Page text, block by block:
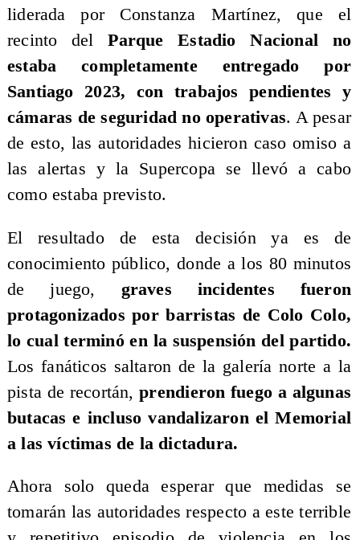
liderada por Constanza Martínez, que el
recinto delParque Estadio Nacional no
estaba completamente entregado por
Santiago 2023, con trabajos pendientes y
cámaras de seguridad no operativas. A pesar
de esto, las autoridades hicieron caso omiso a
las alertas y la Supercopa se llevó a cabo
como estaba previsto.
El resultado de esta decisión ya es de
conocimiento público, donde a los 80 minutos
de juego, graves incidentes fueron
protagonizados por barristas de Colo Colo,
lo cual terminó en la suspensión del partido.
Los fanáticos saltaron de la galería norte a la
pista de recortán,prendieron fuego a algunas
butacas e incluso vandalizaron el Memorial
a las víctimas de la dictadura.
Ahora solo queda esperar que medidas se
tomarán las autoridades respecto a este terrible